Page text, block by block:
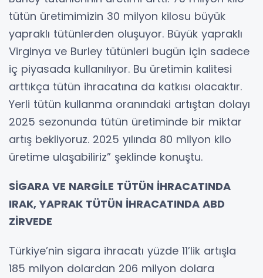
tütün üretimimizin 30 milyon kilosu büyük
yapraklı tütünlerden oluşuyor. Büyük yapraklı
Virginya ve Burley tütünleri bugün için sadece
iç piyasada kullanılıyor. Bu üretimin kalitesi
arttıkça tütün ihracatına da katkısı olacaktır.
Yerli tütün kullanma oranındaki artıştan dolayı
2025 sezonunda tütün üretiminde bir miktar
artış bekliyoruz. 2025 yılında 80 milyon kilo
üretime ulaşabiliriz” şeklinde konuştu.
SİGARA VE NARGİLE TÜTÜN İHRACATINDA
IRAK, YAPRAK TÜTÜN İHRACATINDA ABD
ZİRVEDE
Türkiye’nin sigara ihracatı yüzde 11’lik artışla
185 milyon dolardan 206 milyon dolara